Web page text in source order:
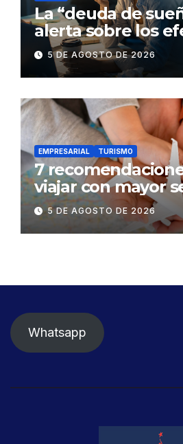
La “deuda de
alerta sobre los
dormir mal en la
mental
5 DE AGOSTO DE 2026
EMPRESARIAL TURISMO
7
viajar con mayor
dentro y fuera del
5 DE AGOSTO DE 2026
Whatsapp